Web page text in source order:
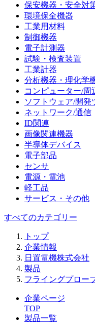
保安機器・安全対
環境保全機器
工業用材料
制御機器
電子計測器
試験・検査装置
工業計器
分析機器・理化学
コンピューター/周
ソフトウェア/開発
ネットワーク/通信
ID関連
画像関連機器
半導体デバイス
電子部品
センサ
電源・電池
軽工品
サービス・その他
すべてのカテゴリー
トップ
企業情報
日置電機株式会社
製品
フライングプロー
企業ページ
TOP
製品一覧